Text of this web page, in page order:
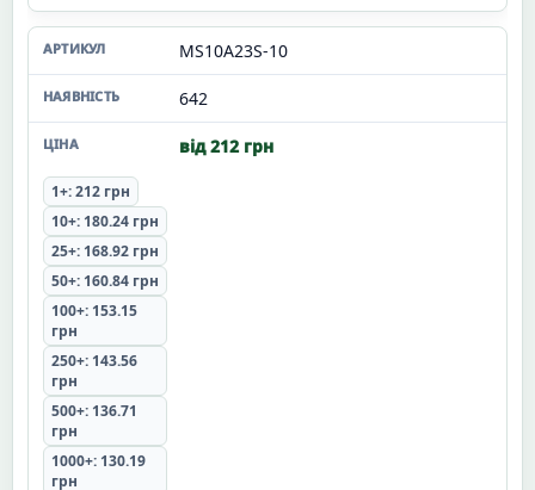
MS10A23S-10
642
від 212 грн
1+: 212 грн
10+: 180.24 грн
25+: 168.92 грн
50+: 160.84 грн
100+: 153.15
грн
250+: 143.56
грн
500+: 136.71
грн
1000+: 130.19
грн